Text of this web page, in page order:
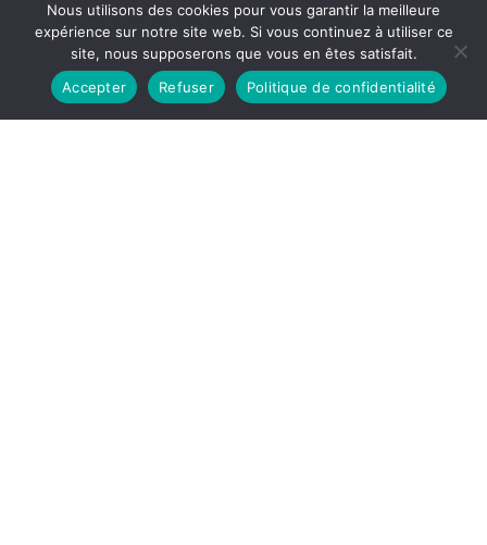
56 ans, passionné par la vie et le partage des vraies valeurs qu’elle
nous apporte.Fondateur de la société VERYGOLFTRIP.Ma passion j’en
ai fait mon métier.
Je suis organisateur d’environ 180 compétitions de golf à travers le
monde.Fondateur du MONSIEURGOLF TOUR. J’organise aussi de
Nous utilisons des cookies pour vous garantir la meilleure
expérience sur notre site web. Si vous continuez à utiliser ce
site, nous supposerons que vous en êtes satisfait.
Accepter
Refuser Politique de confidentialité